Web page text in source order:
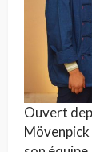
Ouvert